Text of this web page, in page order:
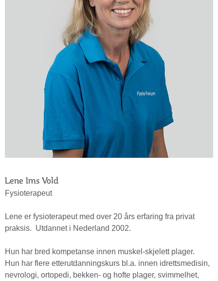
Lene Ims Vold
Fysioterapeut
Lene er fysioterapeut med over 20 års erfaring fra privat
praksis. Utdannet i Nederland 2002.
Hun har bred kompetanse innen muskel-skjelett plager.
Hun har flere etterutdanningskurs bl.a. innen idrettsmedisin,
nevrologi, ortopedi, bekken- og hofte plager, svimmelhet,